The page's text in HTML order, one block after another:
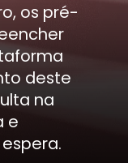
os pré-
deste
na
e